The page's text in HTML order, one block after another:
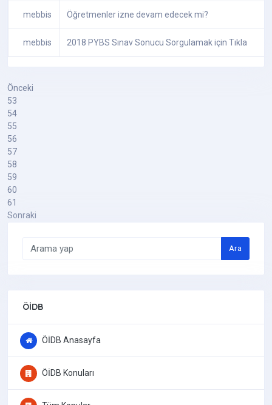
mebbis Öğretmenler izne devam edecek mi?
mebbis 2018 PYBS Sınav Sonucu Sorgulamak için Tıkla
Önceki
53
54
55
56
57
58
59
60
61
Sonraki
Ara
ÖİDB
ÖİDB Anasayfa
ÖİDB Konuları